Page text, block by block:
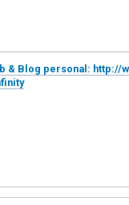
& Blog personal: http://